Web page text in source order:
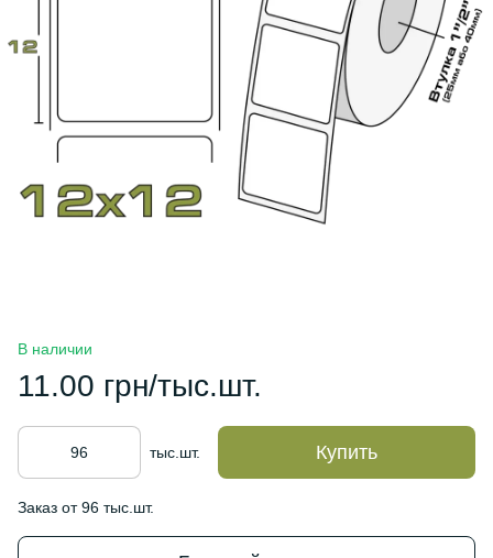
В наличии
11.00 грн/тыс.шт.
тыс.шт. Купить
Заказ от 96 тыс.шт.